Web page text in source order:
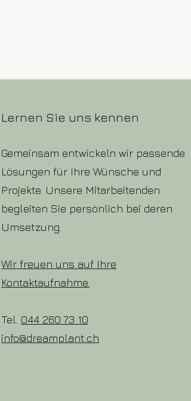
Lernen Sie uns kennen
Gemeinsam entwickeln wir passende
Lösungen für Ihre Wünsche und
Projekte. Unsere Mitarbeitenden
begleiten Sie persönlich bei deren
Umsetzung.
Wir freuen uns auf Ihre
Kontaktaufnahme.
Tel. 044 260 73 10
info@dreamplant.ch